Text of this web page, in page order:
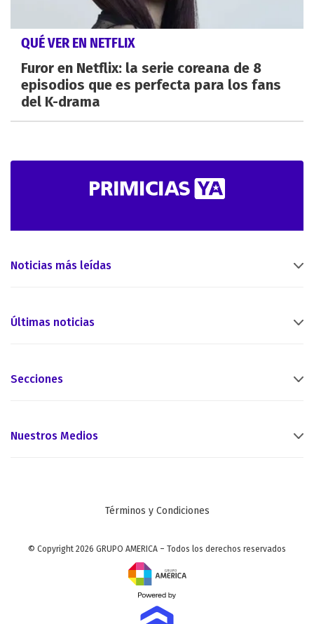
QUÉ VER EN NETFLIX
Furor en Netflix: la serie coreana de 8
episodios que es perfecta para los fans
del K-drama
Noticias más leídas
Últimas noticias
Secciones
Nuestros Medios
Términos y Condiciones
© Copyright 2026 GRUPO AMERICA – Todos los derechos reservados